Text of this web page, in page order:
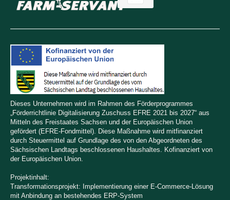
Dieses Unternehmen wird im Rahmen des Förderprogrammes
„Förderrichtlinie Digitalisierung Zuschuss EFRE 2021 bis 2027“ aus
Mitteln des Freistaates Sachsen und der Europäischen Union
gefördert (EFRE-Fondmittel). Diese Maßnahme wird mitfinanziert
durch Steuermittel auf Grundlage des von den Abgeordneten des
Sächsischen Landtags beschlossenen Haushaltes. Kofinanziert von
der Europäischen Union.
Projektinhalt:
Transformationsprojekt: Implementierung einer E-Commerce-Lösung
mit Anbindung an bestehendes ERP-System